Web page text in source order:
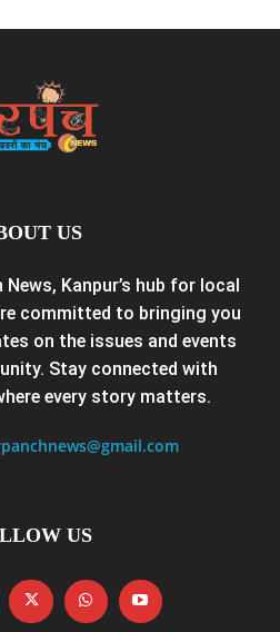
US
Kanpur’s hub for local
committed to bringing you
on the issues and events
Stay connected with
every story matters.
US